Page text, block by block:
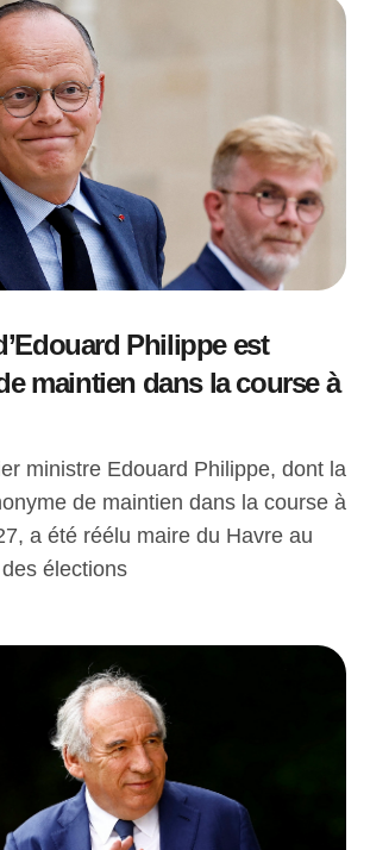
Philippe est
maintien dans la course à
ministre Edouard Philippe, dont la
de maintien dans la course à
a été réélu maire du Havre au
élections